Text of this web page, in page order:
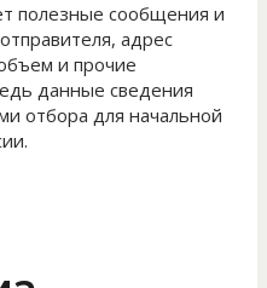
полезные сообщения и
адрес
и прочие
данные сведения
отбора для начальной